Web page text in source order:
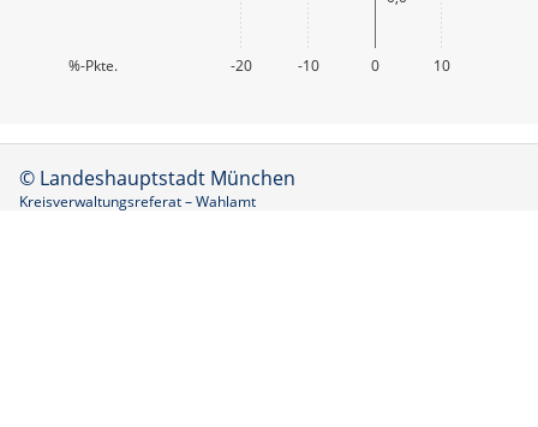
-20 -10 0 10
%-Pkte.
© Landeshauptstadt München
Kreisverwaltungsreferat – Wahlamt